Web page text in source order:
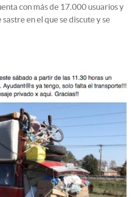
con más de 17.000 usuarios y
en el que se discute y se